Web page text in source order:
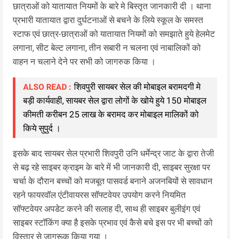
छात्राओं को यातायात नियमों के बारे मे बिस्तृत जानकारी दी । थाना
प्रभारी यातायात द्वारा दुर्घटनाओं से बचने के लिये स्कूल के समस्त
स्टाफ एवं छात्र-छात्राओं को यातायात नियमों को समझाते हुये हेलमेट
लगाना, सीट बेल्ट लगाना, तीन सबारी न चलना एवं नाबालिकों को
वाहन न चलाने देने पर सभी को जागरुक किया ।
ALSO READ : शिवपुरी सायबर सेल की मोबाइल बरामदगी मे
बड़ी कार्यवाही, सायबर सेल द्वारा लोगों के खोये हुये 150 मोबाइल
कीमती करीबन 25 लाख के बरामद कर मोबाइल मालिकों को
किये सुपुर्द ।
इसके बाद सायबर सेल प्रभारी शिवपुरी उनि धर्मेन्द्र जाट के द्वारा तेजी
से बढ़ रहे साइबर क्राइम के बारे में भी जानकारी दी, साइबर सुरक्षा पर
चर्चा के दौरान बच्चों को मजबूत पासवर्ड बनाने अजनबियों से सावधान
रहने फायरवॉल एंटीवायरस सॉफ्टवेयर उपयोग करने नियमित
सॉफ्टवेयर अपडेट करने की सलाह दी, साथ ही साइबर बुलीइंग एवं
साइबर स्टॉकिंग क्या है इसके प्रभाव एवं कैसे बचे इस पर भी बच्चों को
विस्तार से जागरूक किया गया ।